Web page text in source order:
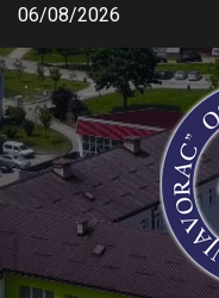
06/08/2026